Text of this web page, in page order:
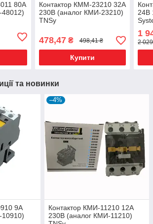
80А
Контактор КММ-23210 32А
230В (аналог КМИ-23210)
TNSy
478,47₴ 498,41 ₴
Купити
24В
1
2
та новинки
9А
–4%
Контактор КМИ-11210 12А
230В (аналог КМИ-11210)